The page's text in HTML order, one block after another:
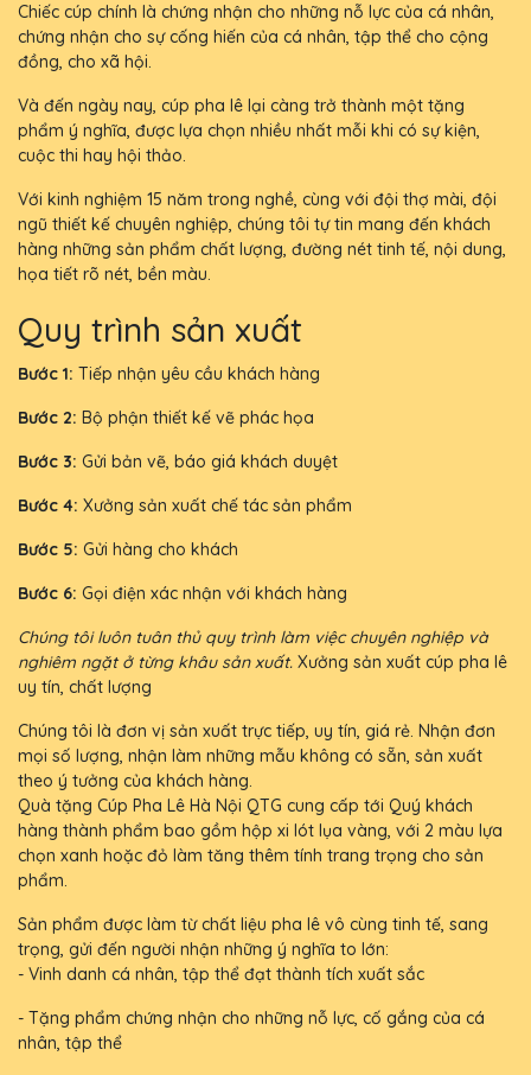
Chiếc cúp chính là chứng nhận cho những nỗ lực của cá nhân,
chứng nhận cho sự cống hiến của cá nhân, tập thể cho cộng
đồng, cho xã hội.
Và đến ngày nay, cúp pha lê lại càng trở thành một tặng
phẩm ý nghĩa, được lựa chọn nhiều nhất mỗi khi có sự kiện,
cuộc thi hay hội thảo.
Với kinh nghiệm 15 năm trong nghề, cùng với đội thợ mài, đội
ngũ thiết kế chuyên nghiệp, chúng tôi tự tin mang đến khách
hàng những sản phẩm chất lượng, đường nét tinh tế, nội dung,
họa tiết rõ nét, bền màu.
Quy trình sản xuất
Bước 1: Tiếp nhận yêu cầu khách hàng
Bước 2: Bộ phận thiết kế vẽ phác họa
Bước 3: Gửi bản vẽ, báo giá khách duyệt
Bước 4: Xưởng sản xuất chế tác sản phẩm
Bước 5: Gửi hàng cho khách
Bước 6: Gọi điện xác nhận với khách hàng
Chúng tôi luôn tuân thủ quy trình làm việc chuyên nghiệp và
nghiêm ngặt ở từng khâu sản xuất. Xưởng sản xuất cúp pha lê
uy tín, chất lượng
Chúng tôi là đơn vị sản xuất trực tiếp, uy tín, giá rẻ. Nhận đơn
mọi số lượng, nhận làm những mẫu không có sẵn, sản xuất
theo ý tưởng của khách hàng.
Quà tặng Cúp Pha Lê Hà Nội QTG cung cấp tới Quý khách
hàng thành phẩm bao gồm hộp xi lót lụa vàng, với 2 màu lựa
chọn xanh hoặc đỏ làm tăng thêm tính trang trọng cho sản
phẩm.
Sản phẩm được làm từ chất liệu pha lê vô cùng tinh tế, sang
trọng, gửi đến người nhận những ý nghĩa to lớn:
- Vinh danh cá nhân, tập thể đạt thành tích xuất sắc
- Tặng phẩm chứng nhận cho những nỗ lực, cố gắng của cá
nhân, tập thể